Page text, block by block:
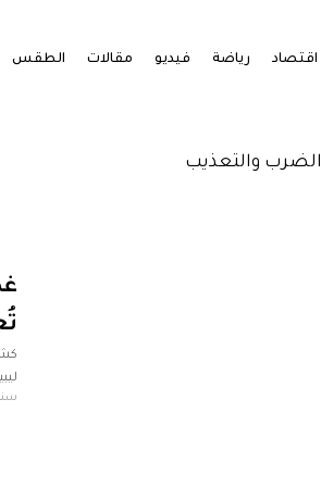
اقتصاد رياضة فيديو مقالات الطقس
الضرب والتعذيب